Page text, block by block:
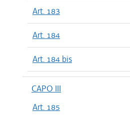
Art. 183
Art. 184
Art. 184 bis
CAPO III
Art. 185